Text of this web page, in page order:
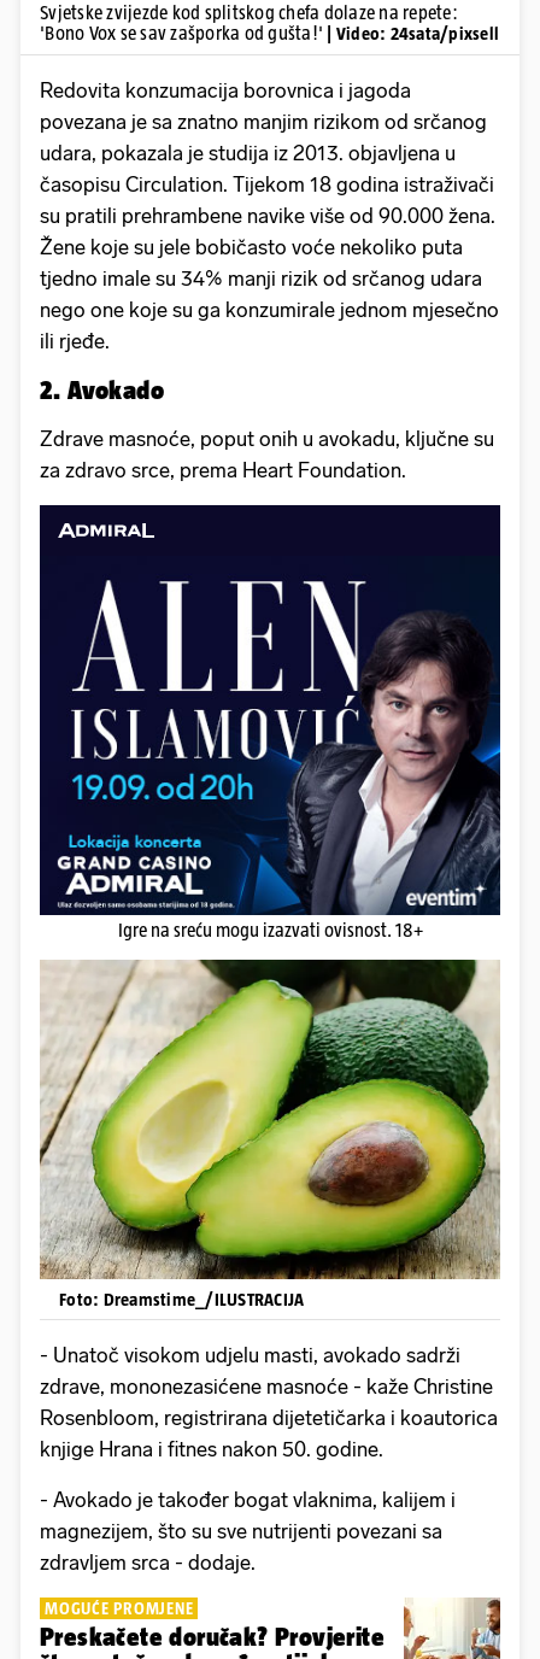
Svjetske zvijezde kod splitskog chefa dolaze na repete:
'Bono Vox se sav zašporka od gušta!'
| Video: 24sata/pixsell
Redovita konzumacija borovnica i jagoda
povezana je sa znatno manjim rizikom od srčanog
udara, pokazala je studija iz 2013. objavljena u
časopisu Circulation. Tijekom 18 godina istraživači
su pratili prehrambene navike više od 90.000 žena.
Žene koje su jele bobičasto voće nekoliko puta
tjedno imale su 34% manji rizik od srčanog udara
nego one koje su ga konzumirale jednom mjesečno
ili rjeđe.
2. Avokado
Zdrave masnoće, poput onih u avokadu, ključne su
za zdravo srce, prema Heart Foundation.
Igre na sreću mogu izazvati ovisnost. 18+
Foto: Dreamstime_/ILUSTRACIJA
- Unatoč visokom udjelu masti, avokado sadrži
zdrave, mononezasićene masnoće - kaže Christine
Rosenbloom, registrirana dijetetičarka i koautorica
knjige Hrana i fitnes nakon 50. godine.
- Avokado je također bogat vlaknima, kalijem i
magnezijem, što su sve nutrijenti povezani sa
zdravljem srca - dodaje.
MOGUĆE PROMJENE
Preskačete doručak? Provjerite